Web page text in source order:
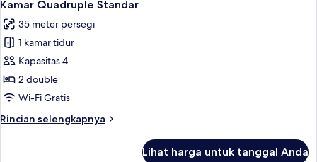
semua
foto
untuk
Kamar
Quadruple
Standar
Kamar Quadruple Standar
35 meter persegi
1 kamar tidur
Kapasitas 4
2 double
Wi-Fi Gratis
Rincian selengkapnya
Rincian
Lihat harga untuk tanggal Anda